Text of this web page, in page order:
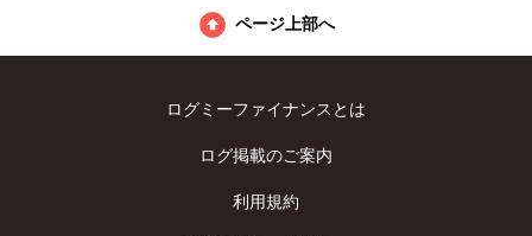
ページ上部へ
ログミーファイナンスとは
ログ掲載のご案内
利用規約